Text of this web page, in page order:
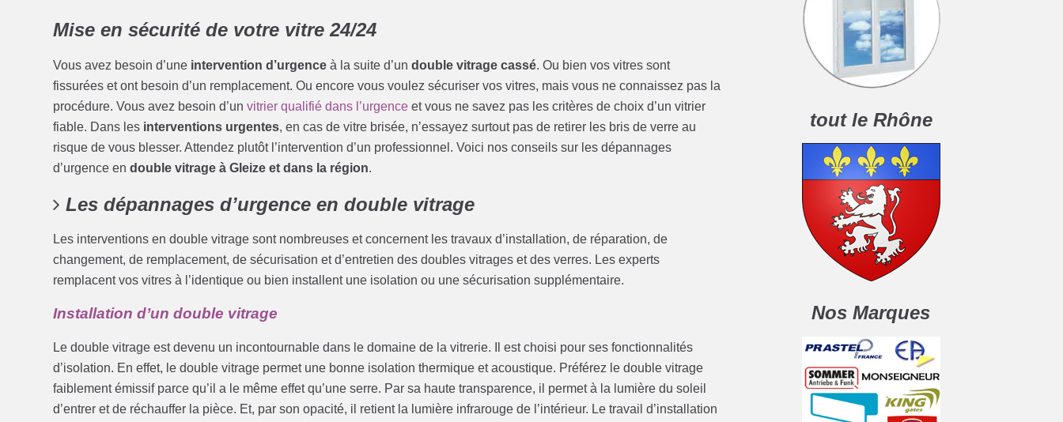
Mise en sécurité de votre vitre 24/24
Vous avez besoin d’une intervention d’urgence à la suite d’undouble vitrage cassé. Ou bien vos vitres sont
fissurées et ont besoin d’un remplacement. Ou encore vous voulez sécuriser vos vitres, mais vous ne connaissez pas la
procédure. Vous avez besoin d’unvitrier qualifié dans l’urgence et vous ne savez pas les critères de choix d’un vitrier
fiable. Dans les interventions urgentes, en cas de vitre brisée, n’essayez surtout pas de retirer les bris de verre au
risque de vous blesser. Attendez plutôt l’intervention d’un professionnel. Voici nos conseils sur les dépannages
d’urgence endouble vitrage à Gleize et dans la région.
Les dépannages d’urgence en double vitrage
Les interventions en double vitrage sont nombreuses et concernent les travaux d’installation, de réparation, de
changement, de remplacement, de sécurisation et d’entretien des doubles vitrages et des verres. Les experts
remplacent vos vitres à l’identique ou bien installent une isolation ou une sécurisation supplémentaire.
Installation d’un double vitrage
Le double vitrage est devenu un incontournable dans le domaine de la vitrerie. Il est choisi pour ses fonctionnalités
d’isolation. En effet, le double vitrage permet une bonne isolation thermique et acoustique. Préférez le double vitrage
faiblement émissif parce qu’il a le même effet qu’une serre. Par sa haute transparence, il permet à la lumière du soleil
d’entrer et de réchauffer la pièce. Et, par son opacité, il retient la lumière infrarouge de l’intérieur. Le travail d’installation
tout le Rhône
Nos Marques